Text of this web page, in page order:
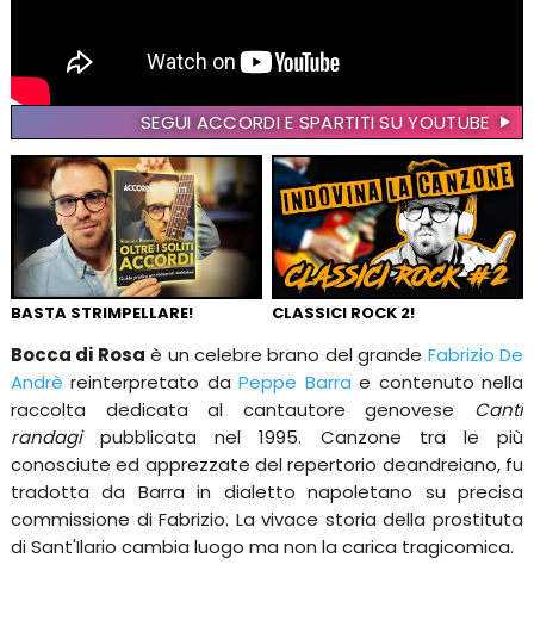
SEGUI ACCORDI E SPARTITI SU YOUTUBE
BASTA STRIMPELLARE! CLASSICI ROCK 2!
Bocca di Rosa è un celebre brano del grande Fabrizio De
Andrè reinterpretato daPeppe Barra e contenuto nella
raccolta dedicata al cantautore genovese Canti
randagipubblicata nel 1995. Canzone tra le più
conosciute ed apprezzate del repertorio deandreiano, fu
tradotta da Barra in dialetto napoletano su precisa
commissione di Fabrizio. La vivace storia della prostituta
di Sant'Ilario cambia luogo ma non la carica tragicomica.